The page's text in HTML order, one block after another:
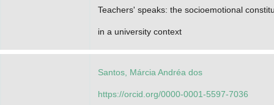
Teachers' speaks: the socioemotional
in a university context
Santos, Márcia Andréa dos
https://orcid.org/0000-0001-5597-7036